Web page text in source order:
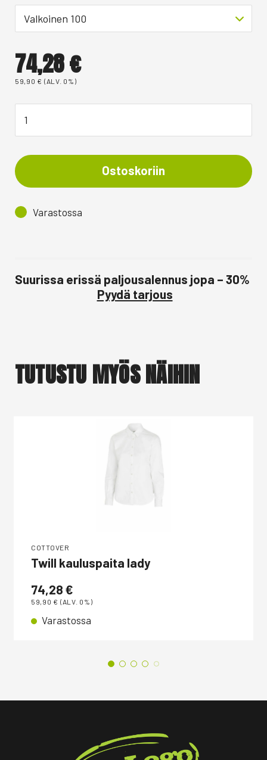
Valkoinen 100
74,28€
59,90 € (ALV. 0%)
Ostoskoriin
Varastossa
Suurissa erissä paljousalennus jopa – 30%
Pyydä tarjous
TUTUSTU MYÖS NÄIHIN
COTTOVER
Twill kauluspaita lady
74,28 €
59,90 € (ALV. 0%)
Varastossa